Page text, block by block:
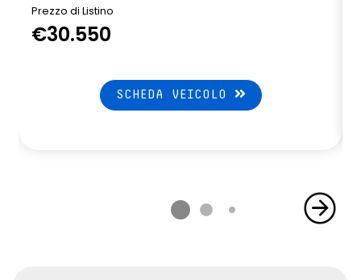
Prezzo di Listino
€30.550
SCHEDA VEICOLO